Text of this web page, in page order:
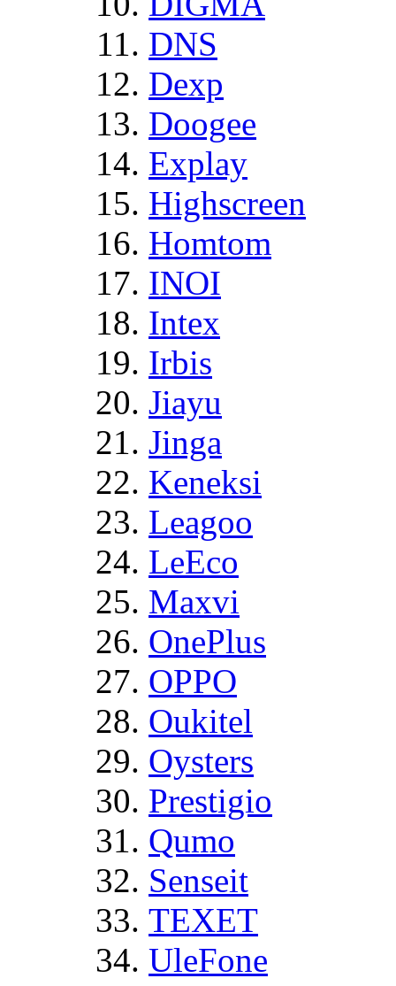
DNS
Dexp
Doogee
Explay
Highscreen
Homtom
INOI
Intex
Irbis
Jiayu
Jinga
Keneksi
Leagoo
LeEco
Maxvi
OnePlus
OPPO
Oukitel
Oysters
Prestigio
Qumo
Senseit
TEXET
UleFone